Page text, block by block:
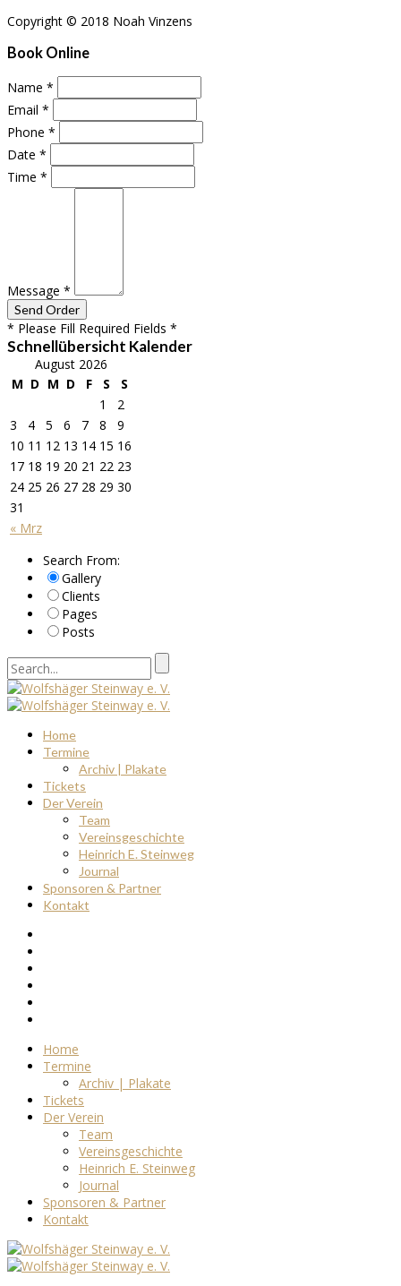
Copyright © 2018 Noah Vinzens
Book Online
Name *
Email *
Phone *
Date *
Time *
Message *
* Please Fill Required Fields *
Schnellübersicht Kalender
August 2026
M D M D F S S
« Mrz
1
2
3
4 5 6 7 8
9
10 11 12 13 14 15 16
17 18 19 20 21 22 23
24 25 26 27 28 29 30
31
Search From:
Gallery
Clients
Pages
Posts
Home
Termine
Archiv | Plakate
Tickets
Der Verein
Team
Vereinsgeschichte
Heinrich E. Steinweg
Journal
Sponsoren & Partner
Kontakt
Home
Termine
Archiv | Plakate
Tickets
Der Verein
Team
Vereinsgeschichte
Heinrich E. Steinweg
Journal
Sponsoren & Partner
Kontakt